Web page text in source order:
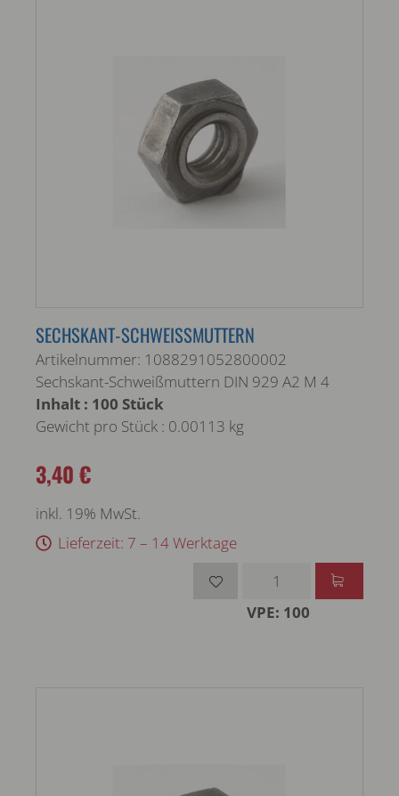
SECHSKANT-SCHWEISSMUTTERN
Artikelnummer: 1088291052800002
Sechskant-Schweißmuttern DIN 929 A2 M 4
Inhalt : 100 Stück
Gewicht pro Stück : 0.00113 kg
3,40 €
inkl. 19% MwSt.
Lieferzeit: 7 – 14 Werktage
VPE: 100